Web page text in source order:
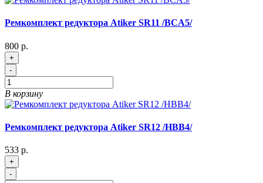
Ремкомплект редуктора Atiker SR11 /BCA5/
800 р.
+
-
В корзину
Ремкомплект редуктора Atiker SR12 /HBB4/
533 р.
+
-